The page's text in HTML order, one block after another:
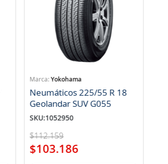
Yokohama
Neumáticos 225/55 R 18
Geolandar SUV G055
SKU:1052950
$112.159
$103.186